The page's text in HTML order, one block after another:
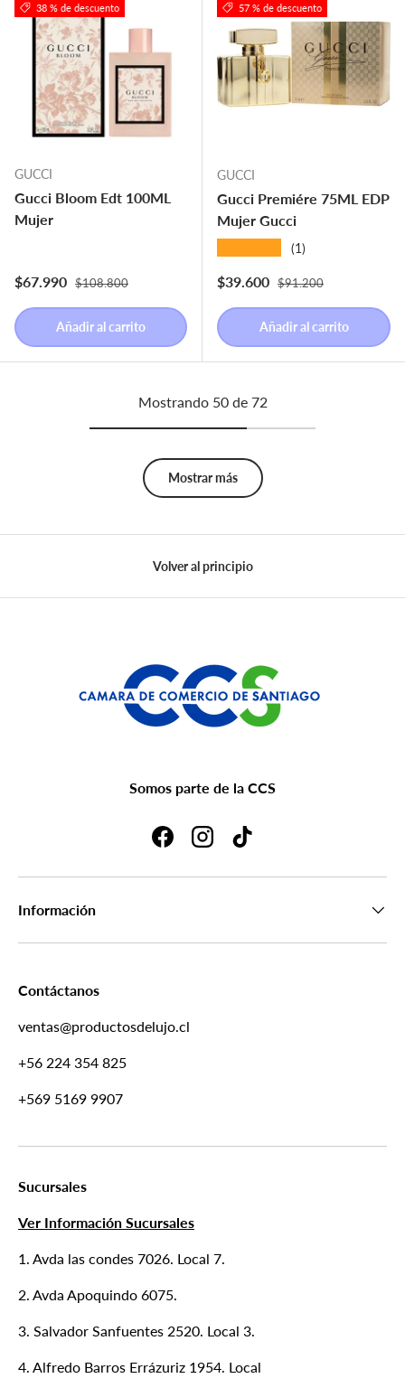
38 % de descuento
GUCCI
Gucci Bloom Edt 100ML
Mujer
Precio de venta
$67.990 Precio normal
$108.800
Añadir al carrito
57 % de descuento
GUCCI
Gucci Premiére 75ML EDP
Mujer Gucci
(1)
Precio de venta
$39.600 Precio normal
$91.200
Añadir al carrito
Mostrando 50 de 72
Mostrar más
Volver al principio
Somos parte de la CCS
FacebookInstagramTikTok
Información
Contáctanos
ventas@productosdelujo.cl
+56 224 354 825
+569 5169 9907
Sucursales
Ver Información Sucursales
1. Avda las condes 7026. Local 7.
2. Avda Apoquindo 6075.
3. Salvador Sanfuentes 2520. Local 3.
4. Alfredo Barros Errázuriz 1954. Local